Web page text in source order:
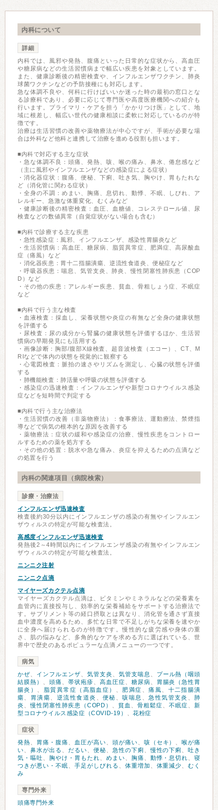
内科について
詳細
内科では、風邪や発熱、腹痛といった日常的な症状から、高血圧
や糖尿病などの生活習慣病まで幅広い疾患を対象としています。
また、健康診断後の精密検査や、インフルエンザワクチン、肺炎
球菌ワクチンなどの予防接種にも対応します。
急な体調不良や、何科に行けばいいか迷った時の最初の窓口とな
る診療科であり、必要に応じて専門医や高度医療機関への紹介も
行います。プライマリ・ケアを担う「かかりつけ医」として、地
域に根差し、幅広い世代の健康相談に柔軟に対応しているのが特
徴です。
治療は生活習慣の改善や薬物療法が中心ですが、手術が必要な場
合は外科など他科と連携して治療を進める役割も担います。
■内科で対応する主な症状
・急な体調不良：頭痛、発熱、咳、喉の痛み、鼻水、倦怠感など
（主に風邪やインフルエンザなどの感染症による症状）
・消化器症状：腹痛、便秘、下痢、吐き気、胸やけ、胃もたれな
ど（消化管に関わる症状）
・全身の不調：めまい、胸痛、息切れ、動悸、不眠、しびれ、ア
レルギー、急激な体重変化、むくみなど
・健康診断後の精密検査：血圧、血糖値、コレステロール値、尿
検査などの数値異常（自覚症状がない場合も含む）
■内科で診療する主な疾患
・急性感染症：風邪、インフルエンザ、感染性胃腸炎など
・生活習慣病：高血圧、糖尿病、脂質異常症、肥満症、高尿酸血
症（痛風）など
・消化器疾患：胃十二指腸潰瘍、逆流性食道炎、便秘症など
・呼吸器疾患：喘息、気管支炎、肺炎、慢性閉塞性肺疾患（COP
D）など
・その他の疾患：アレルギー疾患、貧血、骨粗しょう症、不眠症
など
■内科で行う主な検査
・血液検査：採血し、栄養状態や炎症の有無など全身の健康状態
を評価する
・尿検査：尿の成分から腎臓の健康状態を評価するほか、生活習
慣病の早期発見にも活用する
・画像診断：胸部/腹部X線検査、超音波検査（エコー）、CT、M
RIなどで体内の状態を視覚的に観察する
・心電図検査：脈拍の速さやリズムを測定し、心臓の状態を評価
する
・肺機能検査：肺活量や呼吸の状態を評価する
・感染症の迅速検査：インフルエンザや新型コロナウイルス感染
症などを短時間で判定する
■内科で行う主な治療法
・生活習慣の改善（非薬物療法）：食事療法、運動療法、禁煙指
導などで病気の根本的な原因を改善する
・薬物療法：症状の緩和や感染症の治療、慢性疾患をコントロー
ルするための薬を処方する
・その他の処置：脱水や急な痛み、炎症を抑えるための点滴など
の処置を行う
内科の関連項目（病院検索）
診療・治療法
インフルエンザ迅速検査
検査後約30分以内にインフルエンザの感染の有無やインフルエン
ザウィルスの特定が可能な検査法。
高感度インフルエンザ迅速検査
発熱後2～4時間以内にインフルエンザ感染の有無やインフルエン
ザウィルスの特定が可能な検査法。
ニンニク注射
ニンニク点滴
マイヤーズカクテル点滴
マイヤーズカクテル点滴は、ビタミンやミネラルなどの栄養素を
血管内に直接投与し、効率的な栄養補給をサポートする治療法で
す。サプリメント等の経口摂取とは異なり、消化管を通さず直接
血中濃度を高めるため、多忙な日常で不足しがちな栄養を速やか
に全身へ届けられるのが特徴です。慢性的な疲労感や身体の重
さ、肌の悩みなど、多角的なケアを求める方に選ばれている、世
界中で歴史のあるポピュラーな点滴メニューの一つです。
病気
かぜ、 インフルエンザ、 気管支炎 、 気管支喘息 、
プール熱（咽頭
結膜熱） 、 頭痛 、 帯状疱疹、 高血圧症、 糖尿病、
胃腸炎（急性胃
腸炎） 、 脂質異常症（高脂血症） 、 肥満症 、痛風、 十二指腸潰
瘍、 胃潰瘍、 逆流性食道炎 、 便秘 、咳喘息 、急性気管支炎 、 肺
炎 、慢性閉塞性肺疾患（COPD） 、貧血 、骨粗鬆症、不眠症、新
型コロナウイルス感染症（COVID-19） 、花粉症
症状
発熱、 胃痛・腹痛 、 血圧が高い、 頭が痛い、 咳（セキ） 、喉が痛
い、 鼻水が出る 、 だるい、 便秘、 急性の下痢 、慢性の下痢 、吐き
気・嘔吐、 胸やけ・胃もたれ、 めまい、 胸痛 、 動悸・息切れ、寝
つきが悪い・不眠、 手足がしびれる 、 体重増加 、 体重減少、むく
み
専門外来
頭痛専門外来